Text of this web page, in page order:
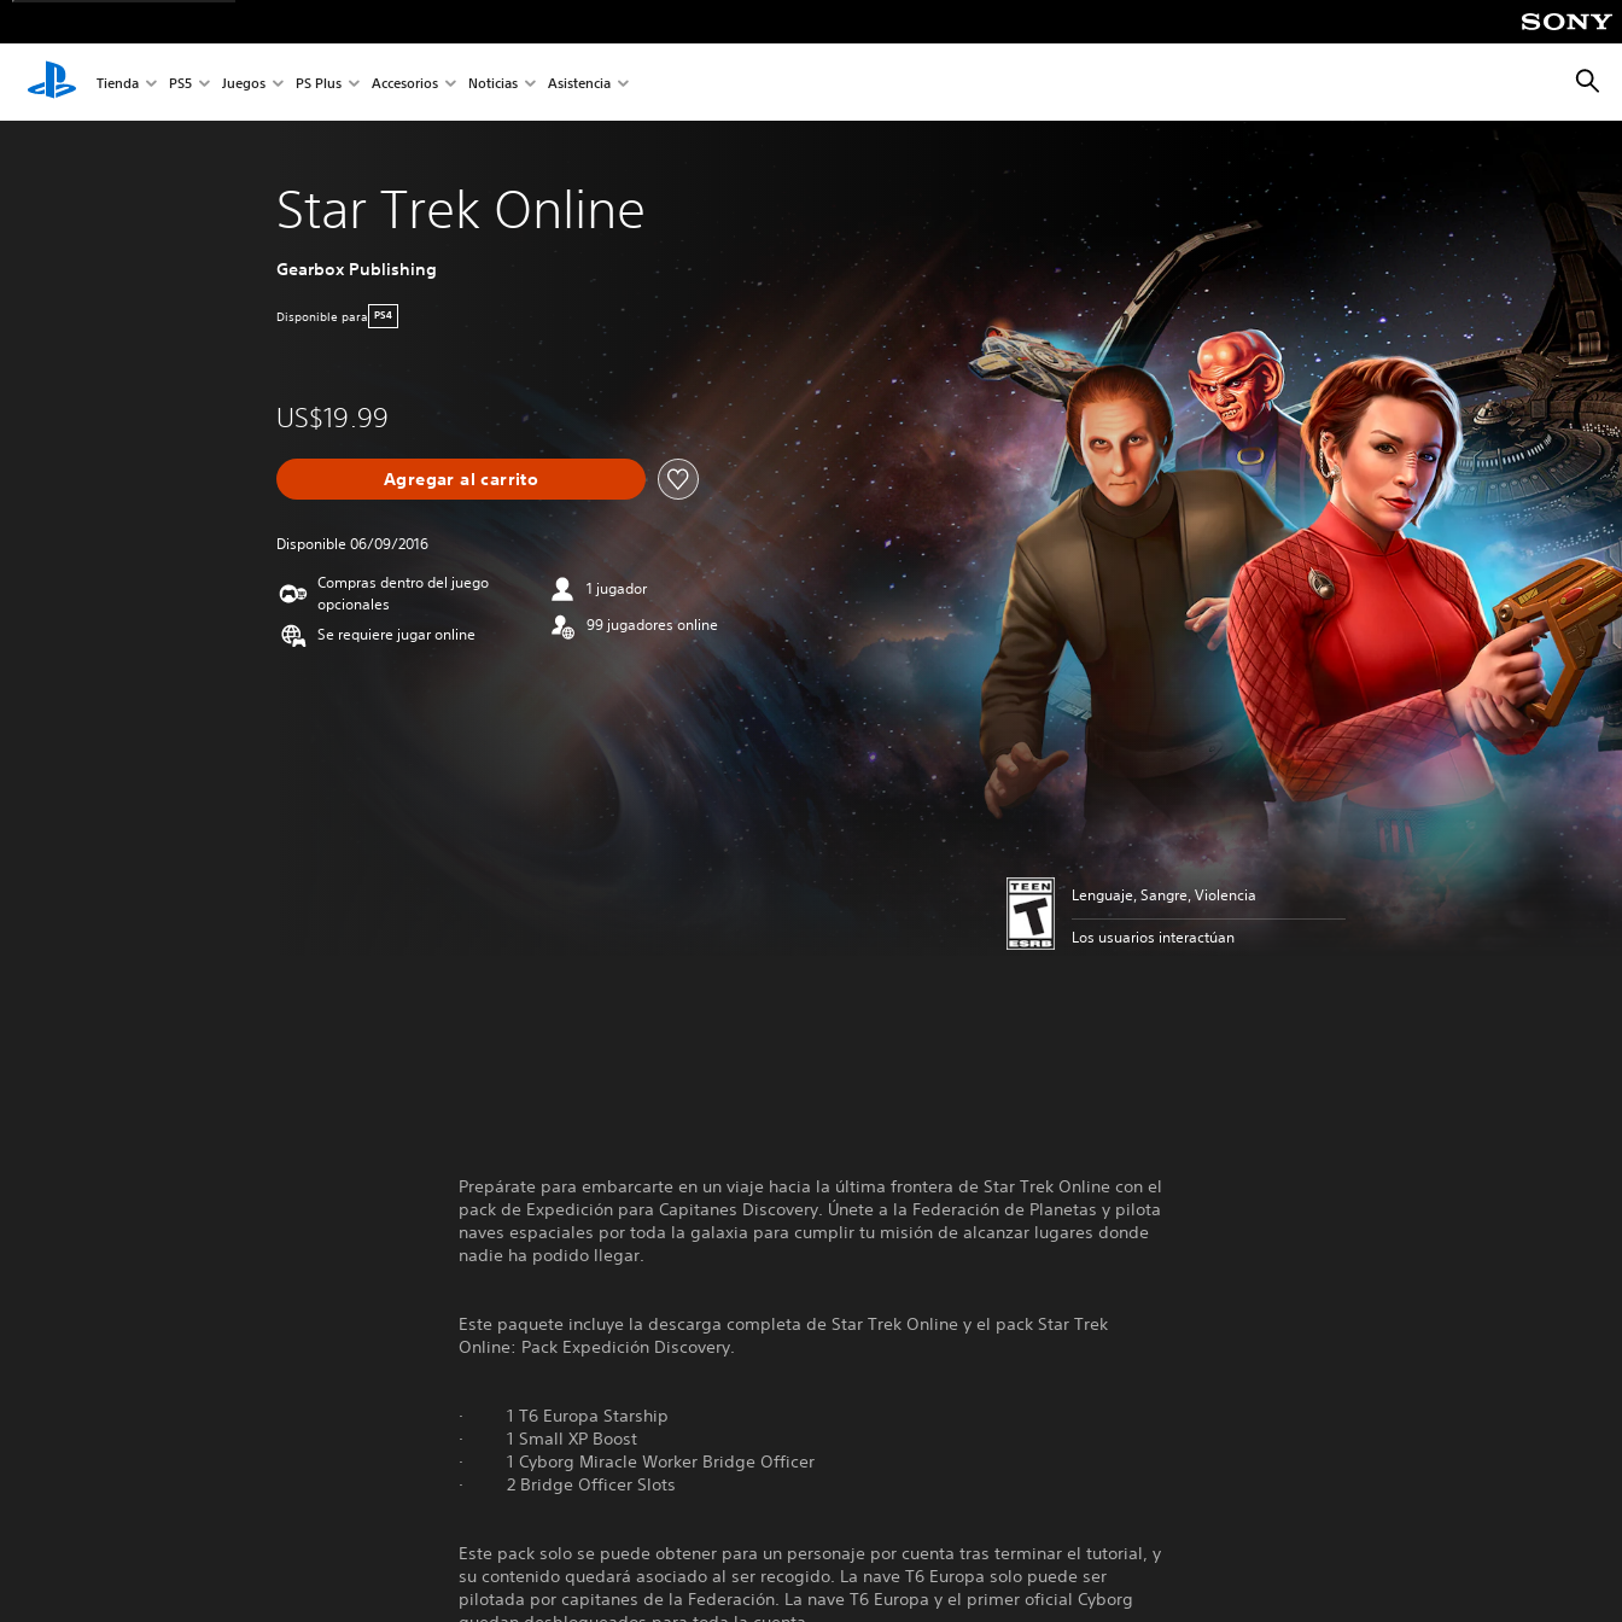
Tienda PS5 Juegos PS Plus Accesorios Noticias Asistencia
Star Trek Online
Gearbox Publishing
Disponible para PS4
US$19.99
Agregar al carrito
Disponible 06/09/2016
Compras dentro del juego
opcionales
Se requiere jugar online
1 jugador
99 jugadores online
Lenguaje, Sangre, Violencia
Los usuarios interactúan
Prepárate para embarcarte en un viaje hacia la última frontera de Star Trek Online con el
pack de Expedición para Capitanes Discovery. Únete a la Federación de Planetas y pilota
naves espaciales por toda la galaxia para cumplir tu misión de alcanzar lugares donde
nadie ha podido llegar.
Este paquete incluye la descarga completa de Star Trek Online y el pack Star Trek
Online: Pack Expedición Discovery.
· 1 T6 Europa Starship
· 1 Small XP Boost
· 1 Cyborg Miracle Worker Bridge Officer
· 2 Bridge Officer Slots
Este pack solo se puede obtener para un personaje por cuenta tras terminar el tutorial, y
su contenido quedará asociado al ser recogido. La nave T6 Europa solo puede ser
pilotada por capitanes de la Federación. La nave T6 Europa y el primer oficial Cyborg